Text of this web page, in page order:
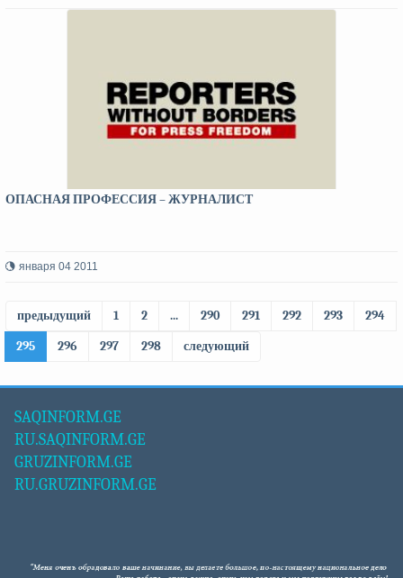
ОПАСНАЯ ПРОФЕССИЯ – ЖУРНАЛИСТ
января 04 2011
предыдущий 1 2 ... 290 291 292 293
294
295
296 297 298 следующий
SAQINFORM.GE
RU.SAQINFORM.GE
GRUZINFORM.GE
RU.GRUZINFORM.GE